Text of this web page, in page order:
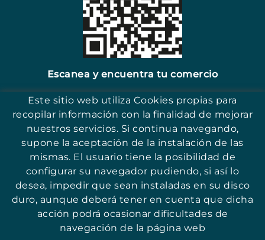
Escanea y encuentra tu comercio
17251 - Sant Antoni (Girona)
© ASSOCIACIÓ PER LA PROMOCIÓ I QUALITAT DEL COMERÇ DE SANT
ANTONI
Este sitio web utiliza Cookies propias para
recopilar información con la finalidad de mejorar
nuestros servicios. Si continua navegando,
supone la aceptación de la instalación de las
mismas. El usuario tiene la posibilidad de
configurar su navegador pudiendo, si así lo
desea, impedir que sean instaladas en su disco
duro, aunque deberá tener en cuenta que dicha
acción podrá ocasionar dificultades de
navegación de la página web